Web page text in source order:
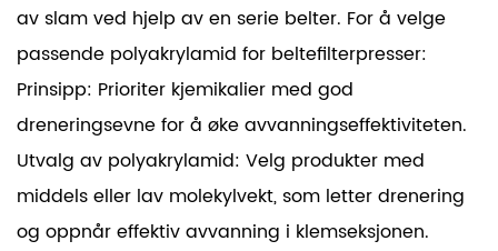
av slam ved hjelp av en serie belter. For å velge
passende polyakrylamid for beltefilterpresser:
Prinsipp: Prioriter kjemikalier med god
dreneringsevne for å øke avvanningseffektiviteten.
Utvalg av polyakrylamid: Velg produkter med
middels eller lav molekylvekt, som letter drenering
og oppnår effektiv avvanning i klemseksjonen.